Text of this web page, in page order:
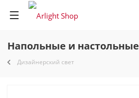
Напольные и настольные
Дизайнерский свет